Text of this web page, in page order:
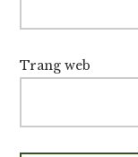
Trang web